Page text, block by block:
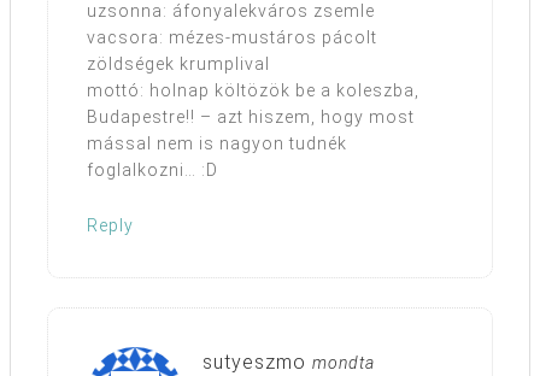
uzsonna: áfonyalekváros zsemle
vacsora: mézes-mustáros pácolt
zöldségek krumplival
mottó: holnap költözök be a koleszba,
Budapestre!! – azt hiszem, hogy most
mással nem is nagyon tudnék
foglalkozni… :D
Reply
sutyeszmo mondta